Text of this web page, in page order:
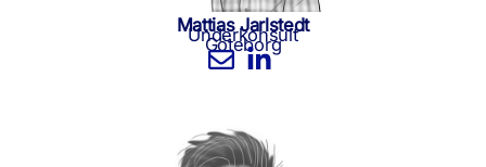
Mattias Jarlstedt
Underkonsult
Göteborg